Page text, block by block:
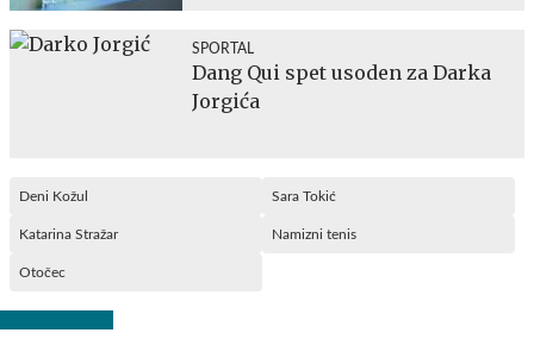
SPORTAL
Dang Qui spet usoden za Darka
Jorgića
Deni Kožul Sara Tokić
Katarina Stražar Namizni tenis
Otočec